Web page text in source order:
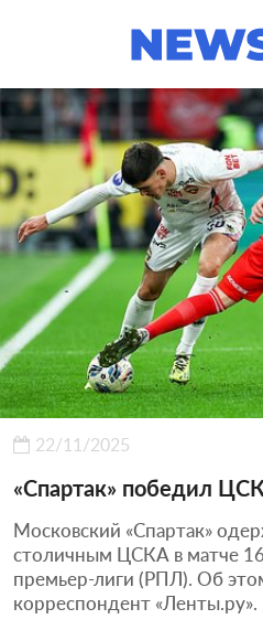
22/11/2025
«Спартак» победил
Московский «Спартак»
столичным ЦСКА в матче
премьер-лиги (РПЛ). Об
корреспондент «Ленты.ру».